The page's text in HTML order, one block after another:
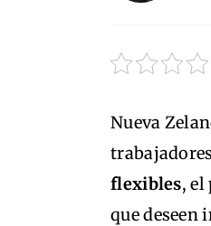
Nueva
flexibles, el
que